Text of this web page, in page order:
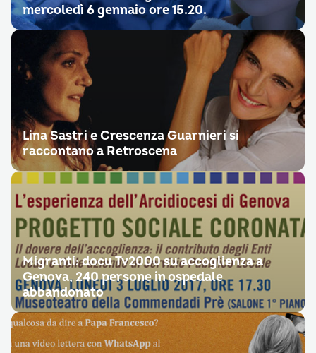
mercoledì 6 gennaio ore 15.20.
Lina Sastri e Crescenza Guarnieri si
raccontano a Retroscena
Migranti: docu Tv2000 su accoglienza a
Genova, 240 persone in ospedale
abbandonato